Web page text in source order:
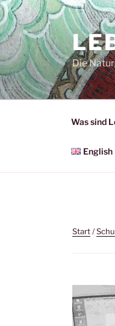
Zum
Inhalt
springen
Die
Was sind
English
Start/